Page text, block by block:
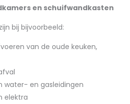
en schuifwandkasten
bij bijvoorbeeld:
van de oude keuken,
water- en gasleidingen
elektra